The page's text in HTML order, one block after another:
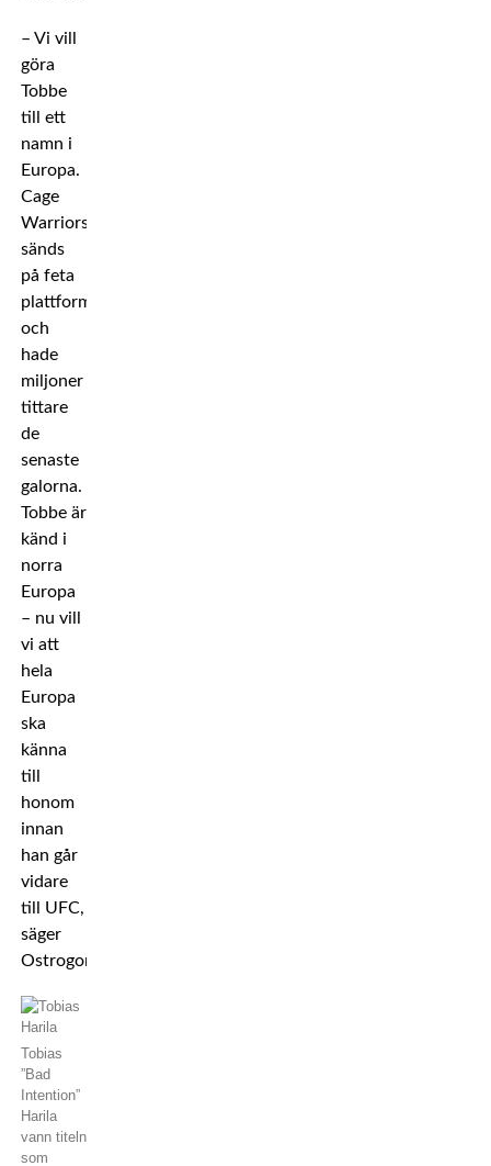
– Vi vill
göra
Tobbe
till ett
namn i
Europa.
Cage
Warriors
sänds
på feta
plattformar
och
hade
miljoner
tittare
de
senaste
galorna.
Tobbe är
känd i
norra
Europa
– nu vill
vi att
hela
Europa
ska
känna
till
honom
innan
han går
vidare
till UFC,
säger
Ostrogonac.
Tobias
”Bad
Intention”
Harila
vann titeln
som